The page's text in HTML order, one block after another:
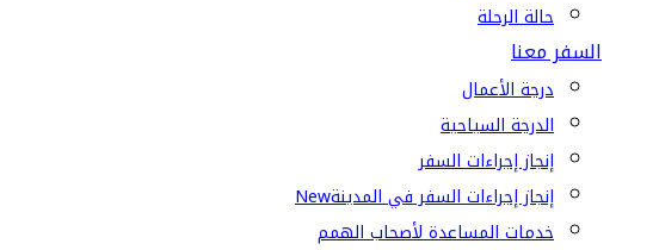
حالة الرحلة
السفر معنا
درجة الأعمال
الدرجة السياحية
إنجاز إجراءات السفر
إنجاز إجراءات السفر في المدينةNew
خدمات المساعدة لأصحاب الهمم